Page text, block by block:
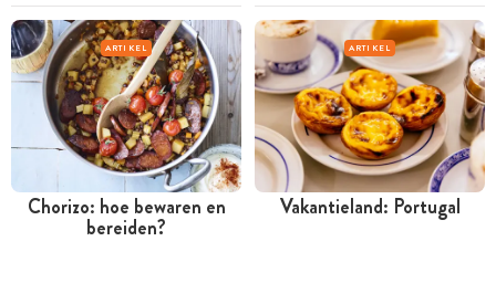
ARTIKEL
Chorizo: hoe bewaren en
bereiden?
ARTIKEL
Vakantieland: Portugal